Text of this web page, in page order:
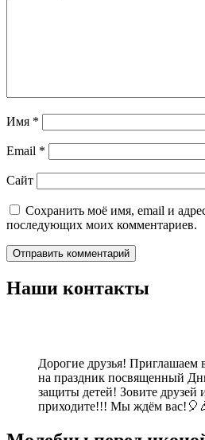
Имя *
Email *
Сайт
Сохранить моё имя, email и
последующих моих комментариев.
Наши контакты
Дорогие друзья! Приглашаем
на праздник посвященный
защиты детей! Зовите друзей
приходите!!! Мы ждём